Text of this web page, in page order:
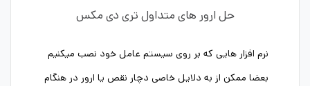
حل ارور های متداول تری دی مکس
نرم افزار هایی که بر روی سیستم عامل خود نصب میکنیم
بعضا ممکن از به دلایل خاصی دچار نقص یا ارور در هنگام